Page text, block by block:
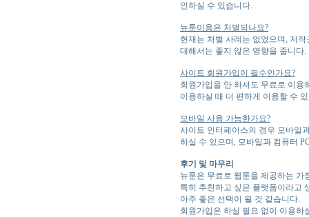
인하실 수 있습니다.
뉴툰이용은 처벌되나요?
현재는 처벌 사례는 없었으며, 저
대해서는 좋지 않은 영향을 줍니다.
사이트 회원가입이 필수인가요?
회원가입을 안 하셔도 무료로 이용
이용하실 때 더 편하게 이용할 수
모바일 사용 가능한가요?
사이트 인터페이스의 경우 모바일
하실 수 있으며, 모바일과 컴퓨터
후기 및 마무리
뉴툰은 무료로 웹툰을 제공하는 가
특히 추천하고 싶은 플랫폼이라고
아주 좋은 선택이 될 것 같습니다.
회원가입은 하실 필요 없이 이용하